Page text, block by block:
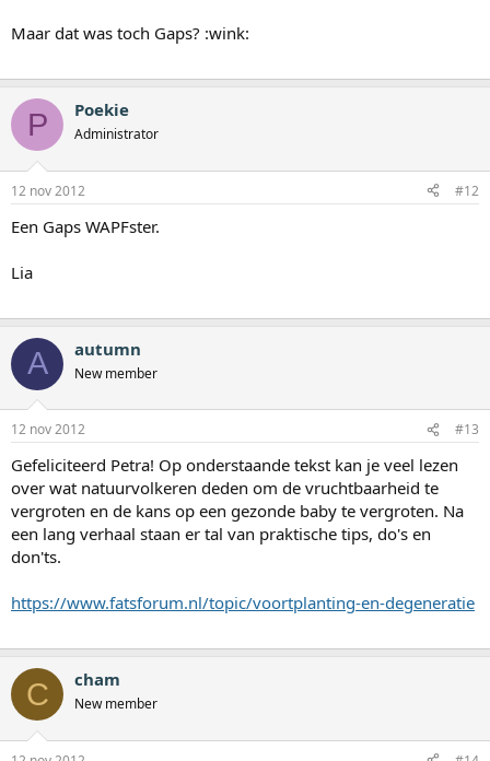
Maar dat was toch Gaps? :wink:
P Poekie
Administrator
12 nov 2012 #12
Een Gaps WAPFster.
Lia
A autumn
New member
12 nov 2012 #13
Gefeliciteerd Petra! Op onderstaande tekst kan je veel lezen
over wat natuurvolkeren deden om de vruchtbaarheid te
vergroten en de kans op een gezonde baby te vergroten. Na
een lang verhaal staan er tal van praktische tips, do's en
don'ts.
https://www.fatsforum.nl/topic/voortplanting-en-degeneratie
C cham
New member